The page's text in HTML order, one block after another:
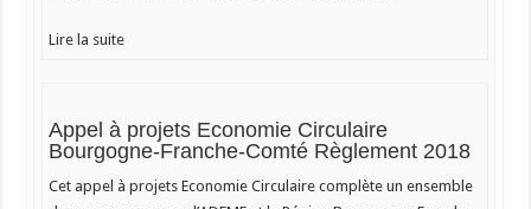
Lire la suite
Appel à projets Economie Circulaire
Bourgogne-Franche-Comté Règlement 2018
Cet appel à projets Economie Circulaire complète un ensemble